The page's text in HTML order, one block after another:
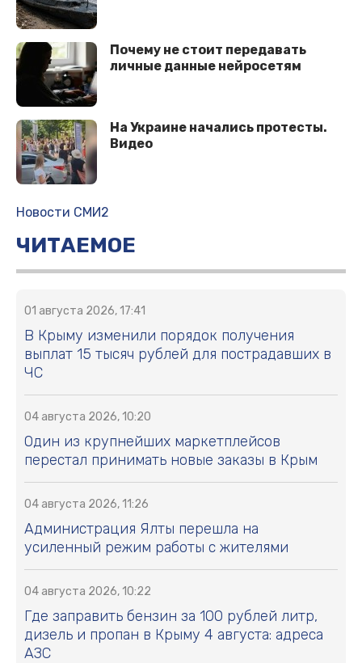
Почему не стоит передавать
личные данные нейросетям
На Украине начались протесты.
Видео
Новости СМИ2
ЧИТАЕМОЕ
01 августа 2026, 17:41
В Крыму изменили порядок получения
выплат 15 тысяч рублей для пострадавших в
ЧС
04 августа 2026, 10:20
Один из крупнейших маркетплейсов
перестал принимать новые заказы в Крым
04 августа 2026, 11:26
Администрация Ялты перешла на
усиленный режим работы с жителями
04 августа 2026, 10:22
Где заправить бензин за 100 рублей литр,
дизель и пропан в Крыму 4 августа: адреса
АЗС